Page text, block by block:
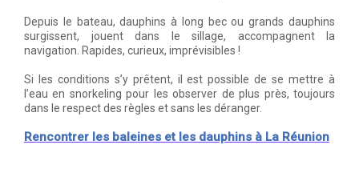
Depuis le bateau, dauphins à long bec ou grands dauphins
surgissent, jouent dans le sillage, accompagnent la
navigation. Rapides, curieux, imprévisibles !
Si les conditions s’y prêtent, il est possible de se mettre à
l’eau en snorkeling pour les observer de plus près, toujours
dans le respect des règles et sans les déranger.
Rencontrer les baleines et les dauphins à La Réunion